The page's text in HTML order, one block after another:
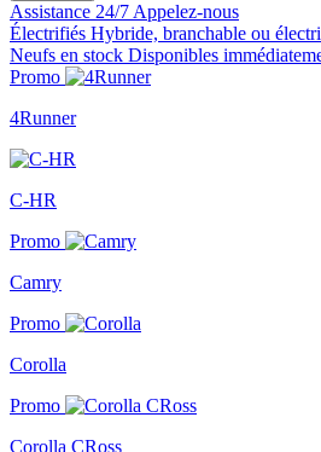
Assistance 24/7 Appelez-nous
Électrifiés Hybride, branchable ou
Neufs en stock Disponibles
Promo
4Runner
C-HR
Promo
Camry
Promo
Corolla
Promo
Corolla CRoss